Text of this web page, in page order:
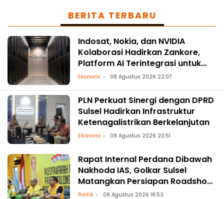
BERITA TERBARU
Indosat, Nokia, dan NVIDIA
Kolaborasi Hadirkan Zankore,
Platform AI Terintegrasi untuk
Asia-Pasifik
Ekonomi 08 Agustus 2026 22:07
PLN Perkuat Sinergi dengan DPRD
Sulsel Hadirkan Infrastruktur
Ketenagalistrikan Berkelanjutan
Ekonomi 08 Agustus 2026 20:51
Rapat Internal Perdana Dibawah
Nakhoda IAS, Golkar Sulsel
Matangkan Persiapan Roadshow
ke Daerah
Politik 08 Agustus 2026 18:53